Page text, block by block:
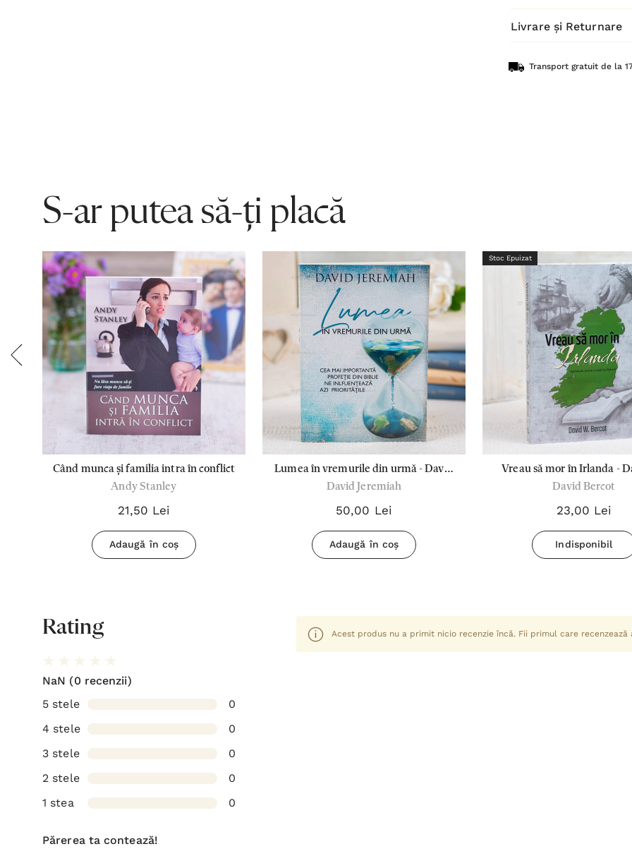
Livrare și Returnare
Transport gratuit de la
S-ar putea să-ți placă
Când munca și familia intra în conflict
Andy Stanley
21,50 Lei
Adaugă în coș
Lumea în vremurile din urmă - David
Jeremiah
David Jeremiah
50,00 Lei
Adaugă în coș
Stoc Epuizat
Vreau să mor în Irlanda -
Bercot
David Bercot
23,00 Lei
Indisponibil
Rating
NaN (0 recenzii)
5 stele
0
4 stele
0
3 stele
0
2 stele
0
1 stea
0
Părerea ta contează!
Acest produs nu a primit nicio recenzie încă. Fii primul care recenzează